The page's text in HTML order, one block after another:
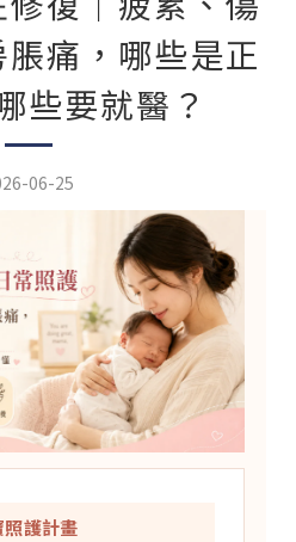
痛，哪些是正
些要就醫？
06-25
護計畫